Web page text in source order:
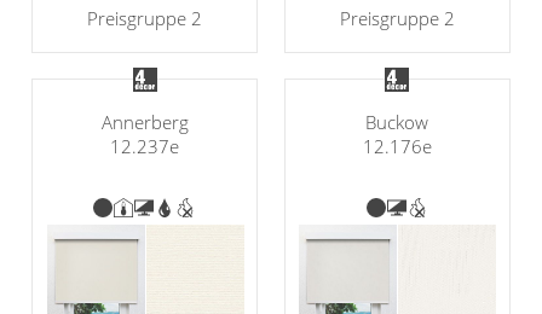
Preisgruppe 2 Preisgruppe 2
Annerberg
12.237e
Buckow
12.176e